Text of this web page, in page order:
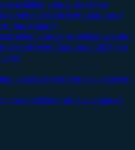
steeds moeilijker worden
bedrijven daar vanaf 2027 een
vooruitkijken met rust, regie en